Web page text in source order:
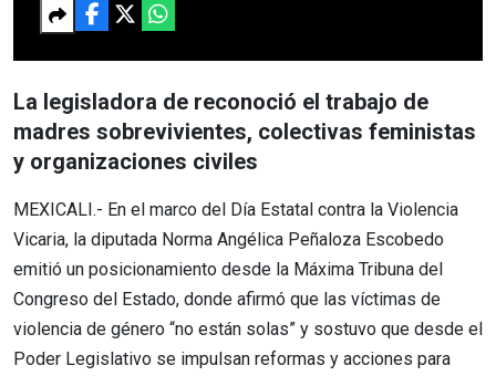
La legisladora de reconoció el trabajo de
madres sobrevivientes, colectivas feministas
y organizaciones civiles
MEXICALI.- En el marco del Día Estatal contra la Violencia
Vicaria, la diputada Norma Angélica Peñaloza Escobedo
emitió un posicionamiento desde la Máxima Tribuna del
Congreso del Estado, donde afirmó que las víctimas de
violencia de género “no están solas” y sostuvo que desde el
Poder Legislativo se impulsan reformas y acciones para